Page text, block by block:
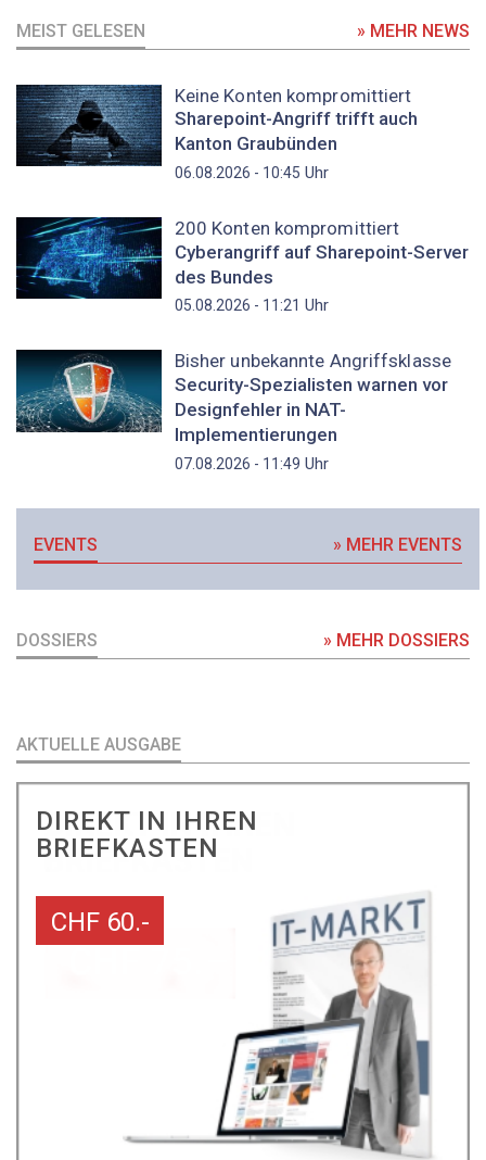
MEIST GELESEN » MEHR NEWS
Keine Konten kompromittiert
Sharepoint-Angriff trifft auch
Kanton Graubünden
06.08.2026 - 10:45 Uhr
200 Konten kompromittiert
Cyberangriff auf Sharepoint-Server
des Bundes
05.08.2026 - 11:21 Uhr
Bisher unbekannte Angriffsklasse
Security-Spezialisten warnen vor
Designfehler in NAT-
Implementierungen
07.08.2026 - 11:49 Uhr
EVENTS » MEHR EVENTS
DOSSIERS » MEHR DOSSIERS
AKTUELLE AUSGABE
DIREKT IN IHREN
BRIEFKASTEN
CHF 60.-